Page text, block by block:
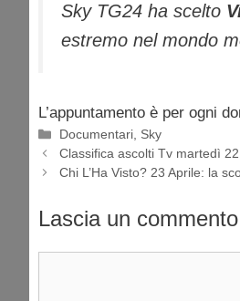
Sky TG24 ha scelto
estremo nel mondo
L’appuntamento è per ogni
Categorie
Documentari, Sky
Classifica ascolti Tv martedì
Chi L’Ha Visto? 23 Aprile: la
Lascia un commento